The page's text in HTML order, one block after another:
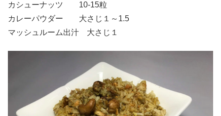
カシューナッツ 10-15粒
カレーパウダー 大さじ１～1.5
マッシュルーム出汁 大さじ１